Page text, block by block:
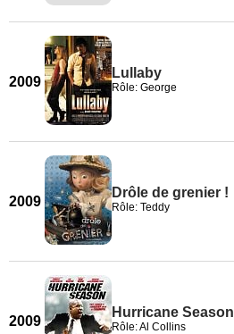
2009
Lullaby
Rôle: George
2009
Drôle de grenier !
Rôle: Teddy
2009
Hurricane Season
Rôle: Al Collins